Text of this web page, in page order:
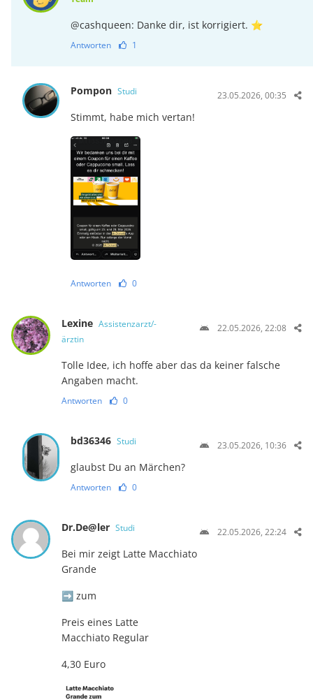
@cashqueen: Danke dir, ist korrigiert. ⭐
Antworten 1
Pompon Studi 23.05.2026, 00:35
Stimmt, habe mich vertan!
Antworten 0
Lexine Assistenzarzt/-
ärztin
22.05.2026, 22:08
Tolle Idee, ich hoffe aber das da keiner falsche
Angaben macht.
Antworten 0
bd36346 Studi 23.05.2026, 10:36
glaubst Du an Märchen?
Antworten 0
Dr.De@ler Studi 22.05.2026, 22:24
Bei mir zeigt Latte Macchiato
Grande
➡️ zum
Preis eines Latte
Macchiato Regular
4,30 Euro